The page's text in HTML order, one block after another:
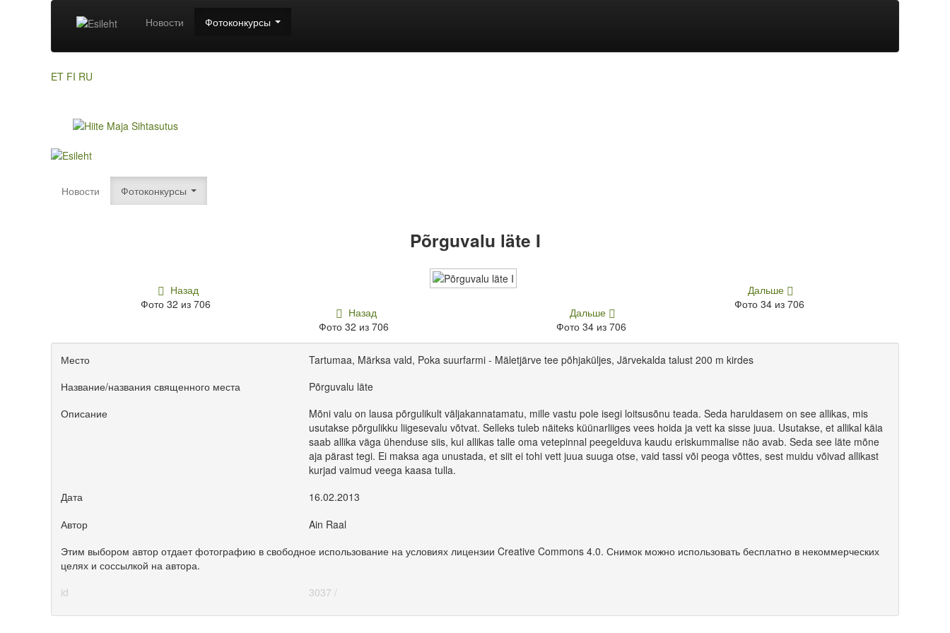
Новости Фотоконкурсы
ET FI RU
Новости Фотоконкурсы
Põrguvalu läte I
Назад
Фото 32 из 706
Дальше
Фото 34 из 706
Назад
Фото 32 из 706
Дальше
Фото 34 из 706
Место
Tartumaa, Märksa vald, Poka suurfarmi - Mäletjärve tee põhjaküljes, Järvekalda talust 200 m kirdes
Название/названия священного места
Põrguvalu läte
Описание
Mõni valu on lausa põrgulikult väljakannatamatu, mille vastu pole isegi loitsusõnu teada. Seda haruldasem on see allikas, mis
usutakse põrgulikku liigesevalu võtvat. Selleks tuleb näiteks küünarliiges vees hoida ja vett ka sisse juua. Usutakse, et allikal käia
saab allika väga ühenduse siis, kui allikas talle oma vetepinnal peegelduva kaudu eriskummalise näo avab. Seda see läte mõne
aja pärast tegi. Ei maksa aga unustada, et siit ei tohi vett juua suuga otse, vaid tassi või peoga võttes, sest muidu võivad allikast
kurjad vaimud veega kaasa tulla.
Дата
16.02.2013
Автор
Ain Raal
Этим выбором автор отдает фотографию в свободное использование на условиях лицензии Creative Commons 4.0. Снимок можно использовать бесплатно в некоммерческих
целях и соссылкой на автора.
id
3037 /